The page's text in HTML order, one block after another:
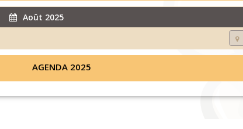
Août 2025
AGENDA 2025